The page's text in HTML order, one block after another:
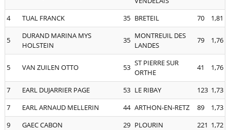
4 TUAL FRANCK 35 BRETEIL 70 1,81
5
DURAND MARINA MYS
HOLSTEIN
35 MONTREUIL DES
LANDES
79 1,76
5 VAN ZUILEN OTTO 53 ST PIERRE SUR
ORTHE
41 1,76
7 EARL DUJARRIER PAGE 53 LE RIBAY 123 1,73
7
EARL ARNAUD MELLERIN 44 ARTHON-EN-RETZ 89
1,73
9
GAEC CABON 29 PLOURIN 221 1,72